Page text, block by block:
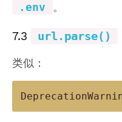
.env
。
7.3 url.parse()
类似：